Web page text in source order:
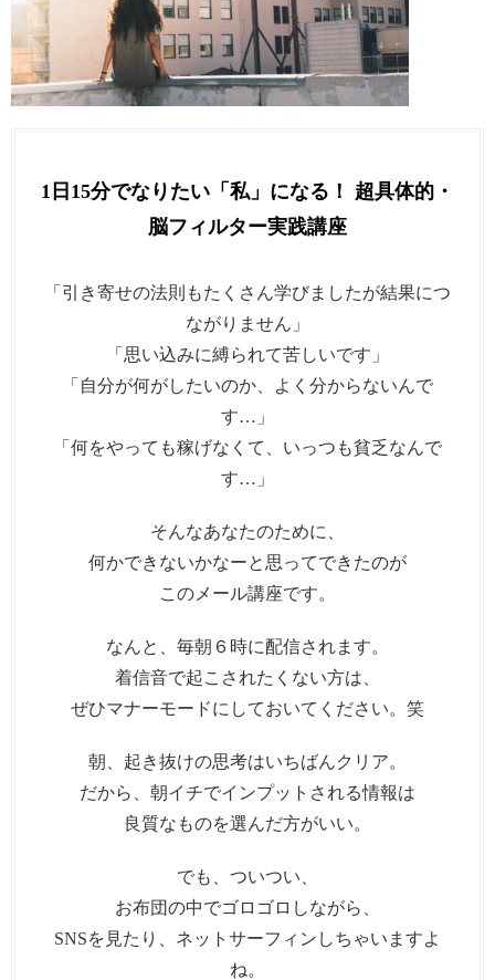
1日15分でなりたい「私」になる！ 超具体的・
脳フィルター実践講座
「引き寄せの法則もたくさん学びましたが結果につ
ながりません」
「思い込みに縛られて苦しいです」
「自分が何がしたいのか、よく分からないんで
す…」
「何をやっても稼げなくて、いっつも貧乏なんで
す…」
そんなあなたのために、
何かできないかなーと思ってできたのが
このメール講座です。
なんと、毎朝６時に配信されます。
着信音で起こされたくない方は、
ぜひマナーモードにしておいてください。笑
朝、起き抜けの思考はいちばんクリア。
だから、朝イチでインプットされる情報は
良質なものを選んだ方がいい。
でも、ついつい、
お布団の中でゴロゴロしながら、
SNSを見たり、ネットサーフィンしちゃいますよ
ね。